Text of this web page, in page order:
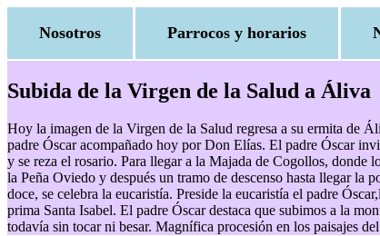
Nosotros Parrocos y horarios
Subida de la Virgen de la Salud a Áliva
Hoy la imagen de la Virgen de la Salud regresa a su ermita de
padre Óscar acompañado hoy por Don Elías. El padre Óscar
y se reza el rosario. Para llegar a la Majada de Cogollos, donde
la Peña Oviedo y después un tramo de descenso hasta llegar la
doce, se celebra la eucaristía. Preside la eucaristía el padre
prima Santa Isabel. El padre Óscar destaca que subimos a la
todavía sin tocar ni besar. Magnífica procesión en los paisajes